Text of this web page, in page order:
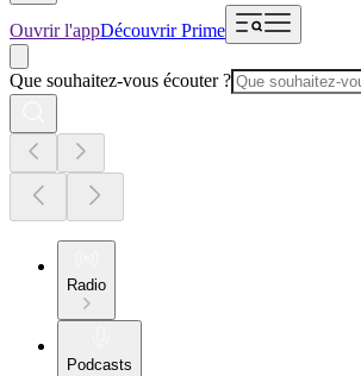
Ouvrir l'appDécouvrir Prime
Que souhaitez-vous écouter ?
Radio
Podcasts